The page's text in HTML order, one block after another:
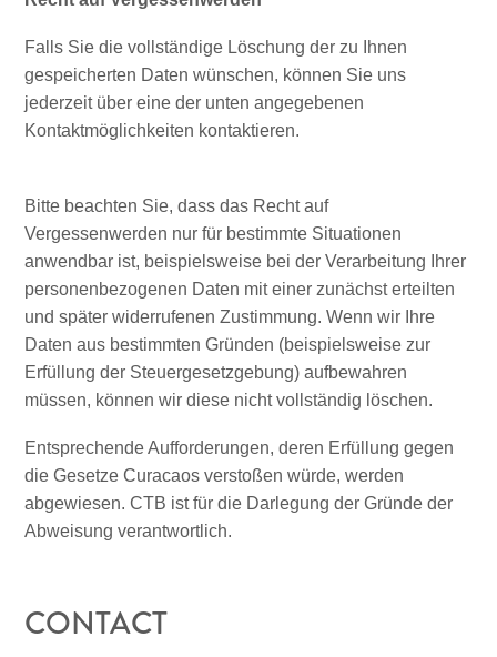
Nachtleben
Kultur
Wetter
Erreichbarkeit
Internet
und
Mobiltelefon
Elektrizität
Sonstiges
Hochzeiten
und
Filtterwochen
Card
D
E
S ENGLISH
Falls Sie die vollständige Löschung der zu Ihnen
gespeicherten Daten wünschen, können Sie uns
jederzeit über eine der unten angegebenen
Kontaktmöglichkeiten kontaktieren.
Bitte beachten Sie, dass das Recht auf
Vergessenwerden nur für bestimmte Situationen
anwendbar ist, beispielsweise bei der Verarbeitung Ihrer
personenbezogenen Daten mit einer zunächst erteilten
und später widerrufenen Zustimmung. Wenn wir Ihre
Daten aus bestimmten Gründen (beispielsweise zur
Erfüllung der Steuergesetzgebung) aufbewahren
müssen, können wir diese nicht vollständig löschen.
Entsprechende Aufforderungen, deren Erfüllung gegen
die Gesetze Curacaos verstoßen würde, werden
abgewiesen. CTB ist für die Darlegung der Gründe der
Abweisung verantwortlich.
CONTACT